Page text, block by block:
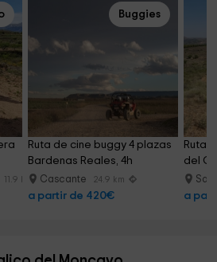
11.9 km
Buggies
Ruta de cine buggy 4 plazas
Bardenas Reales, 4h
Cascante 24.9 km
a partir de 420€
Ruta
del
a